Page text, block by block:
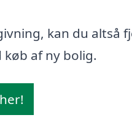
kan du altså
af ny bolig.